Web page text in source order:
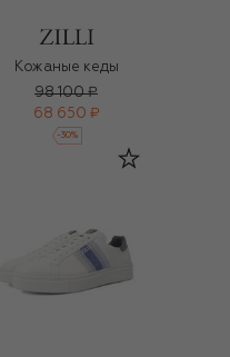
Кожаные кеды
98 100 ₽
68 650 ₽
-30%